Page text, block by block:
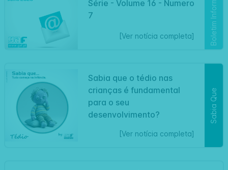
Série - Volume 16 - Numero
7
[Ver notícia completa] Boletim Informativo
Sabia que o tédio nas
crianças é fundamental
para o seu
desenvolvimento?
[Ver notícia completa]
Sabia Que